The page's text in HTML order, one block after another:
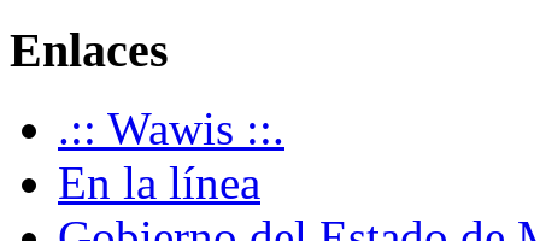
Enlaces
.:: Wawis ::.
En la línea